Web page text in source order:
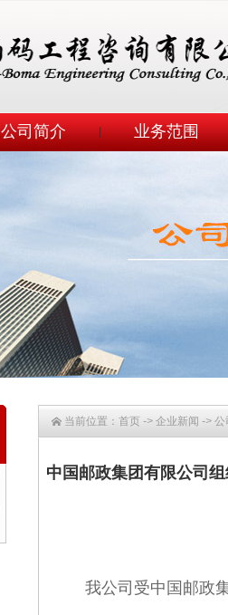
公司简介 业务范围
当前位置： 首页 -> 企业新闻 -> 公
中国邮政集团有限公司
我公司受中国邮政